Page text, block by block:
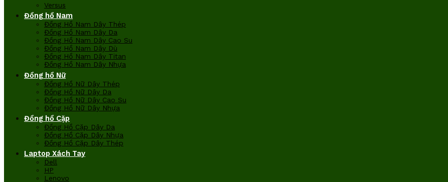
Versus
Đồng hồ Nam
Đồng Hồ Nam Dây Thép
Đồng Hồ Nam Dây Da
Đồng Hồ Nam Dây Cao Su
Đồng Hồ Nam Dây Dù
Đồng Hồ Nam Dây Titan
Đồng Hồ Nam Dây Nhựa
Đồng hồ Nữ
Đồng Hồ Nữ Dây Thép
Đồng Hồ Nữ Dây Da
Đồng Hồ Nữ Dây Cao Su
Đồng Hồ Nữ Dây Nhựa
Đồng hồ Cặp
Đồng Hồ Cặp Dây Da
Đồng Hồ Cặp Dây Nhựa
Đồng Hồ Cặp Dây Thép
Laptop Xách Tay
Dell
HP
Lenovo